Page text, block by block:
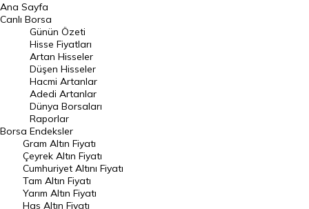
BIST 100 Hisseleri
En Çok Artan Hisseler
En Çok Düşen Hisseler
Hacmi Artanlar
Geçmiş Kapanışlar
Dünya Borsaları
Raporlar
Endeksler
DÖVİZ
Ana Sayfa
Canlı Borsa
Borsa
Günün Özeti
Hisse Fiyatları
Artan Hisseler
Düşen Hisseler
Hacmi Artanlar
Adedi Artanlar
Dünya Borsaları
Raporlar
Endeksler
Gram Altın Fiyatı
Çeyrek Altın Fiyatı
Cumhuriyet Altını Fiyatı
Tam Altın Fiyatı
Yarım Altın Fiyatı
Has Altın Fiyatı